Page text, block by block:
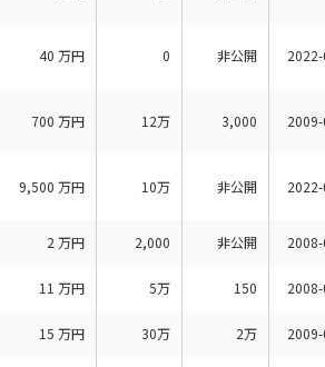
40 万円 0 非公開
700 万円 12万 3,000
9,500 万円 10万 非公開
2 万円 2,000 非公開
11 万円 5万 150
15 万円 30万 2万